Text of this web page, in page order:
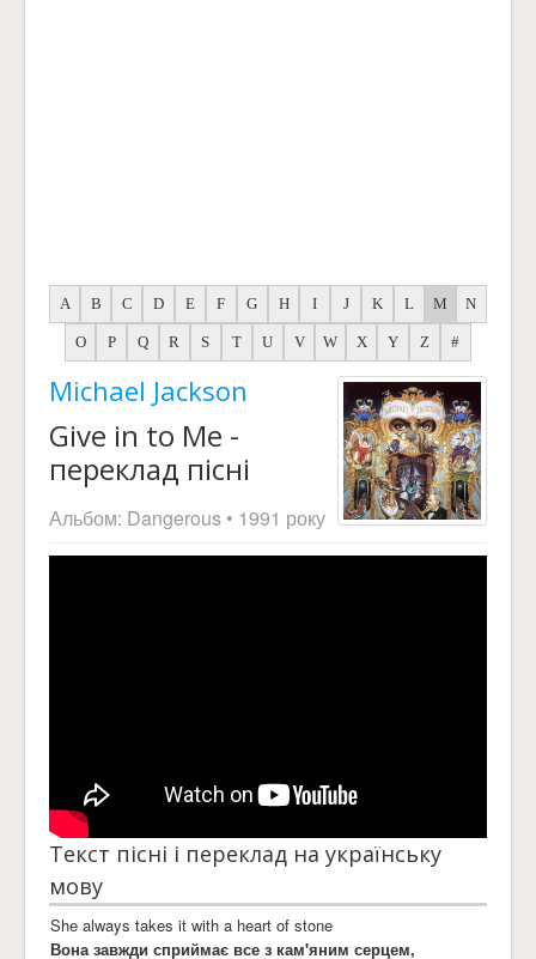
A B C D E F G H I J K L M N
O P Q R S T U V W X Y Z #
Michael Jackson
Give in to Me -
переклад пісні
Альбом: Dangerous • 1991 року
Текст пісні і переклад на українську
мову
She always takes it with a heart of stone
Вона завжди сприймає все з кам'яним серцем,